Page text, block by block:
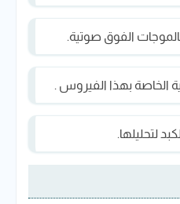
الفوق صوتية.
الخاصة بهذا الفيروس .
لتحليلها.